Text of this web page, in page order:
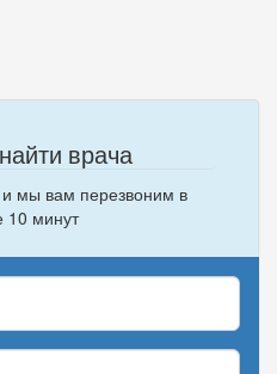
врача
мы вам перезвоним в
10 минут